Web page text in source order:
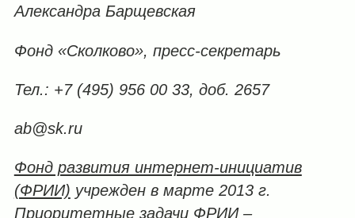
Александра Барщевская
Фонд «Сколково», пресс-секретарь
Тел.: +7 (495) 956 00 33, доб. 2657
ab@sk.ru
Фонд развития интернет-инициатив
(ФРИИ) учрежден в марте 2013 г.
Приоритетные задачи ФРИИ –